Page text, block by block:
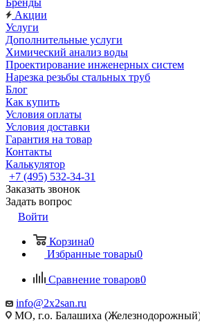
Бренды
Акции
Услуги
Дополнительные услуги
Химический анализ воды
Проектирование инженерных систем
Нарезка резьбы стальных труб
Блог
Как купить
Условия оплаты
Условия доставки
Гарантия на товар
Контакты
Калькулятор
+7 (495) 532‑34‑31
Заказать звонок
Задать вопрос
Войти
Корзина0
Избранные товары0
Сравнение товаров0
info@2x2san.ru
МО, г.о. Балашиха